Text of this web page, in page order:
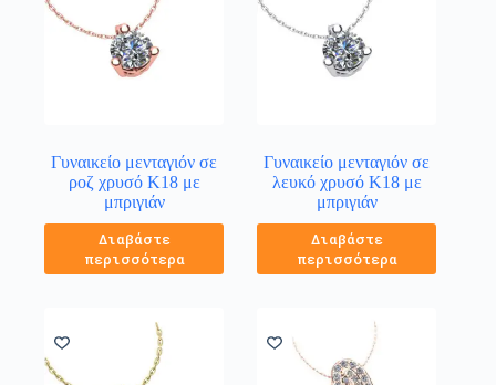
Γυναικείο μενταγιόν σε
ροζ χρυσό Κ18 με
μπριγιάν
Διαβάστε
περισσότερα
Γυναικείο μενταγιόν σε
λευκό χρυσό Κ18 με
μπριγιάν
Διαβάστε
περισσότερα